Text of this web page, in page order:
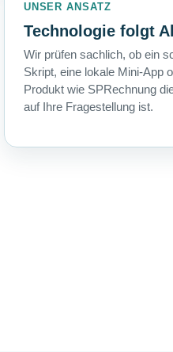
UNSER ANSATZ
Technologie folgt
Wir prüfen sachlich, ob ein
Skript, eine lokale Mini-App
Produkt wie SPRechnung
auf Ihre Fragestellung ist.